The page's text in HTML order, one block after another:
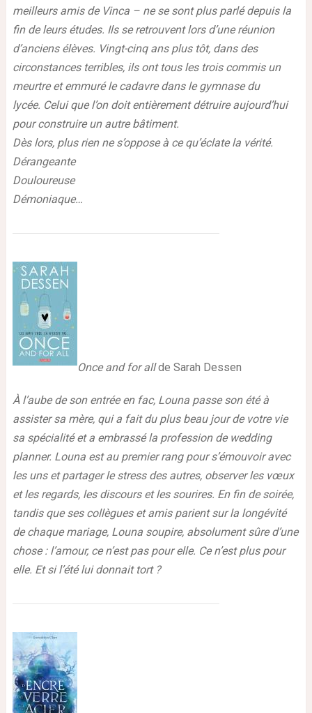
meilleurs amis de Vinca – ne se sont plus parlé depuis la
fin de leurs études. Ils se retrouvent lors d’une réunion
d’anciens élèves. Vingt-cinq ans plus tôt, dans des
circonstances terribles, ils ont tous les trois commis un
meurtre et emmuré le cadavre dans le gymnase du
lycée. Celui que l’on doit entièrement détruire aujourd’hui
pour construire un autre bâtiment.
Dès lors, plus rien ne s’oppose à ce qu’éclate la vérité.
Dérangeante
Douloureuse
Démoniaque…
Once and for allde Sarah Dessen
À l’aube de son entrée en fac, Louna passe son été à
assister sa mère, qui a fait du plus beau jour de votre vie
sa spécialité et a embrassé la profession de wedding
planner. Louna est au premier rang pour s’émouvoir avec
les uns et partager le stress des autres, observer les vœux
et les regards, les discours et les sourires. En fin de soirée,
tandis que ses collègues et amis parient sur la longévité
de chaque mariage, Louna soupire, absolument sûre d’une
chose : l’amour, ce n’est pas pour elle. Ce n’est plus pour
elle. Et si l’été lui donnait tort ?